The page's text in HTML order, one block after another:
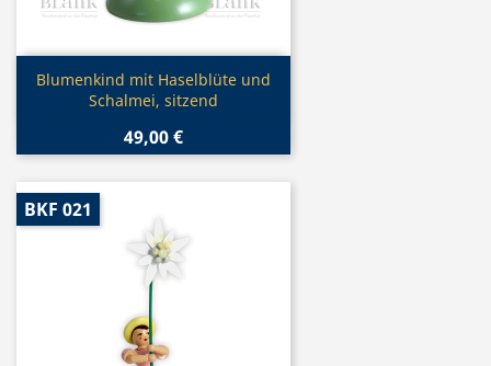
 Vorschau
Blumenkind mit Haselblüte und
Schalmei, sitzend
49,00 €
BKF 021